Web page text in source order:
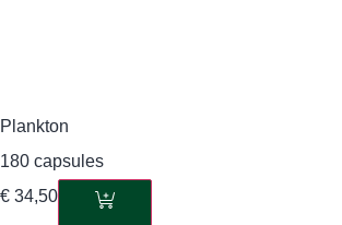
Plankton
180 capsules
€ 34,50